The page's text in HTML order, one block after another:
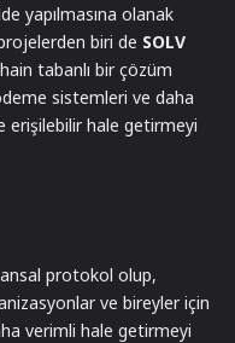
yapılmasına olanak
biri de SOLV
tabanlı bir çözüm
sistemleri ve daha
erişilebilir hale getirmeyi
protokol olup,
ve bireyler için
verimli hale getirmeyi